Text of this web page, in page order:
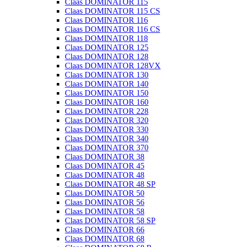
Claas DOMINATOR 115
Claas DOMINATOR 115 CS
Claas DOMINATOR 116
Claas DOMINATOR 116 CS
Claas DOMINATOR 118
Claas DOMINATOR 125
Claas DOMINATOR 128
Claas DOMINATOR 128VX
Claas DOMINATOR 130
Claas DOMINATOR 140
Claas DOMINATOR 150
Claas DOMINATOR 160
Claas DOMINATOR 228
Claas DOMINATOR 320
Claas DOMINATOR 330
Claas DOMINATOR 340
Claas DOMINATOR 370
Claas DOMINATOR 38
Claas DOMINATOR 45
Claas DOMINATOR 48
Claas DOMINATOR 48 SP
Claas DOMINATOR 50
Claas DOMINATOR 56
Claas DOMINATOR 58
Claas DOMINATOR 58 SP
Claas DOMINATOR 66
Claas DOMINATOR 68